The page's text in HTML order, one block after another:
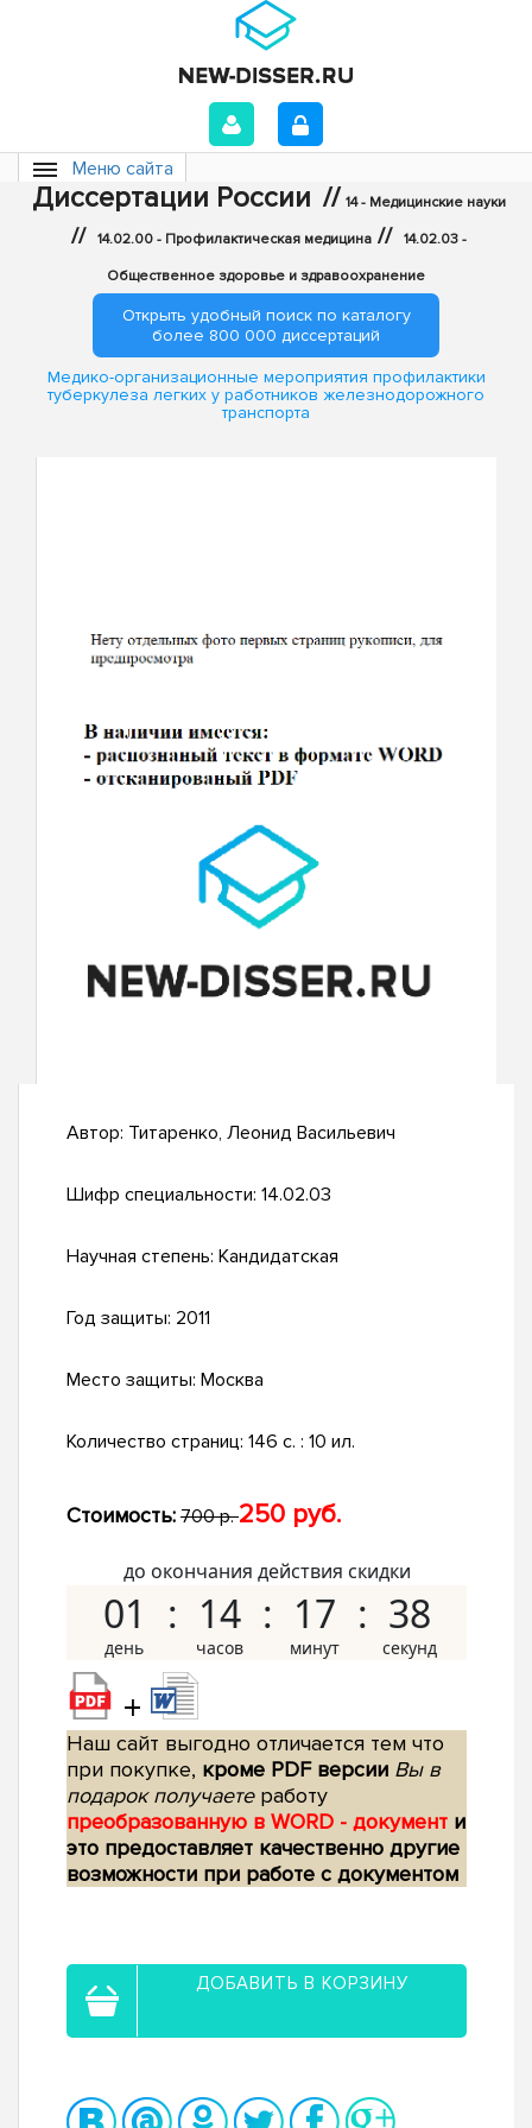
Меню сайта
Диссертации России // 14 - Медицинские науки
// 14.02.00 - Профилактическая медицина // 14.02.03 -
Общественное здоровье и здравоохранение
Открыть удобный поиск по каталогу
более 800 000 диссертаций
Медико-организационные мероприятия профилактики
туберкулеза легких у работников железнодорожного
транспорта
Автор: Титаренко, Леонид Васильевич
Шифр специальности: 14.02.03
Научная степень: Кандидатская
Год защиты: 2011
Место защиты: Москва
Количество страниц: 146 с. : 10 ил.
Стоимость: 700 р.250 руб.
до окончания действия скидки
01 14 17 37
+
Наш сайт выгодно отличается тем что
при покупке, кроме PDF версии Вы в
подарок получаетеработу
преобразованную в WORD - документ и
это предоставляет качественно другие
возможности при работе с документом
ДОБАВИТЬ В КОРЗИНУ